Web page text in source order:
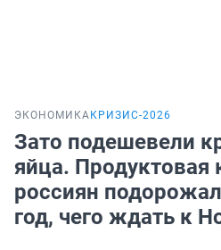
ЭКОНОМИКА КРИЗИС-2026
Зато подешевели
яйца. Продуктовая
россиян
год, чего ждать к